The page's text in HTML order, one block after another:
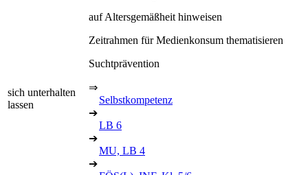
sich unterhalten
lassen
auf Altersgemäßheit hinweisen
Zeitrahmen für Medienkonsum thematisieren
Suchtprävention
⇒
Selbstkompetenz
➔
LB 6
➔
MU, LB 4
➔